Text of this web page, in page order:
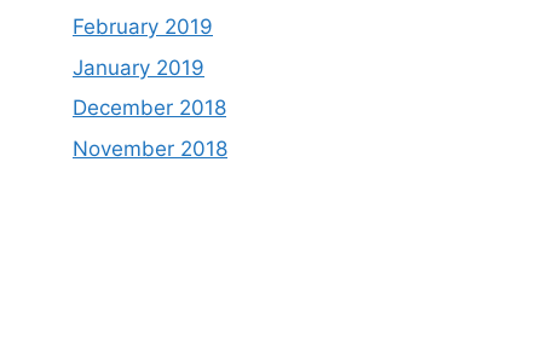
February 2019
January 2019
December 2018
November 2018